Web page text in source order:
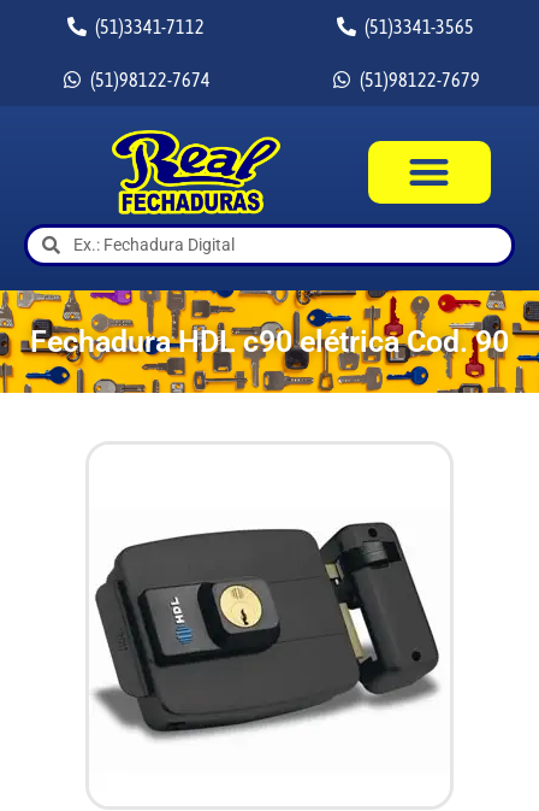
(51)3341-7112 (51)3341-3565
(51)98122-7674 (51)98122-7679
Fechadura HDL c90 elétrica Cod. 90